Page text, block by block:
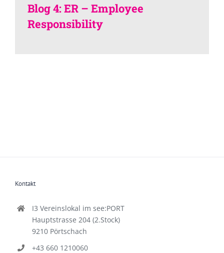
Blog 4: ER – Employee
Responsibility
Kontakt
I3 Vereinslokal im see:PORT
Hauptstrasse 204 (2.Stock)
9210 Pörtschach
+43 660 1210060